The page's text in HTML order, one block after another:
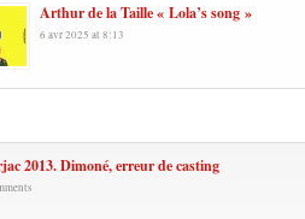
Arthur de la Taille « Lola’s song »
6 avr 2025 at 8:13
2013. Dimoné, erreur de casting